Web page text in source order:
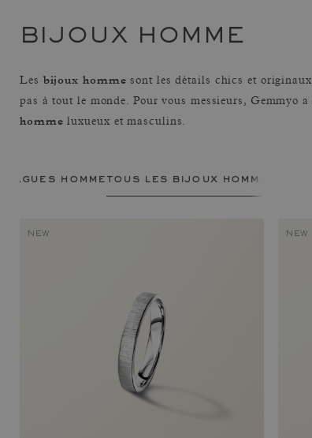
BIJOUX HOMME
Les bijoux homme sont les détails chics et
pas à tout le monde. Pour vous messieurs, Gemmyo
homme luxueux et masculins.
bagues homme tous les bijoux homme
NEW NEW